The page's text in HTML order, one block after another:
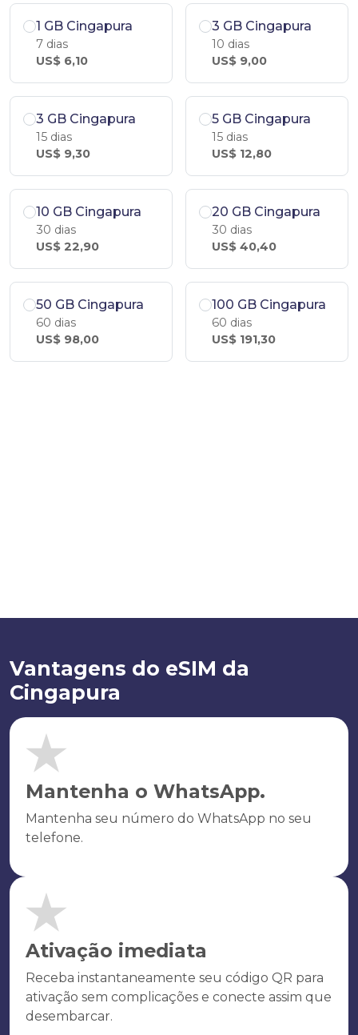
1 GB Cingapura
7 dias
US$ 6,10
3 GB Cingapura
10 dias
US$ 9,00
3 GB Cingapura
15 dias
US$ 9,30
5 GB Cingapura
15 dias
US$ 12,80
10 GB Cingapura
30 dias
US$ 22,90
20 GB Cingapura
30 dias
US$ 40,40
50 GB Cingapura
60 dias
US$ 98,00
100 GB Cingapura
60 dias
US$ 191,30
Vantagens do eSIM da
Cingapura
Mantenha o WhatsApp.
Mantenha seu número do WhatsApp no seu
telefone.
Ativação imediata
Receba instantaneamente seu código QR para
ativação sem complicações e conecte assim que
desembarcar.